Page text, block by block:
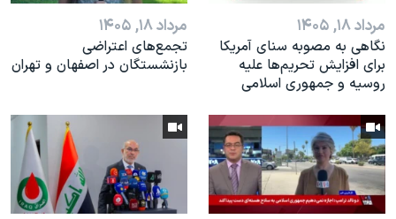
مرداد ۱۸, ۱۴۰۵
نگاهی به مصوبه سنای آمریکا
برای افزایش تحریم‌ها علیه
روسیه و جمهوری اسلامی
مرداد ۱۸, ۱۴۰۵
تجمع‌های اعتراضی
بازنشستگان در اصفهان و تهران